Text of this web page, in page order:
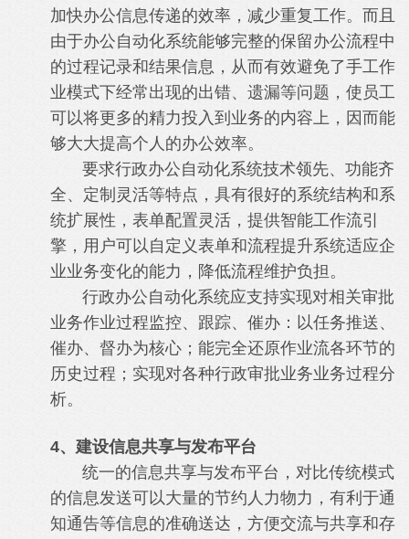
加快办公信息传递的效率，减少重复工作。而且
由于办公自动化系统能够完整的保留办公流程中
的过程记录和结果信息，从而有效避免了手工作
业模式下经常出现的出错、遗漏等问题，使员工
可以将更多的精力投入到业务的内容上，因而能
够大大提高个人的办公效率。
要求行政办公自动化系统技术领先、功能齐
全、定制灵活等特点，具有很好的系统结构和系
统扩展性，表单配置灵活，提供智能工作流引
擎，用户可以自定义表单和流程提升系统适应企
业业务变化的能力，降低流程维护负担。
行政办公自动化系统应支持实现对相关审批
业务作业过程监控、跟踪、催办：以任务推送、
催办、督办为核心；能完全还原作业流各环节的
历史过程；实现对各种行政审批业务业务过程分
析。
4、建设信息共享与发布平台
统一的信息共享与发布平台，对比传统模式
的信息发送可以大量的节约人力物力，有利于通
知通告等信息的准确送达，方便交流与共享和存